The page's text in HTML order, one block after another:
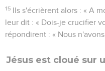
15 Ils s'écrièrent alors : « A
leur dit : « Dois-je crucifier
répondirent : « Nous
Jésus est cloué sur